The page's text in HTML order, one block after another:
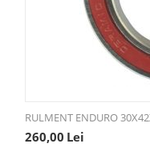
RULMENT ENDURO
260,00 Lei